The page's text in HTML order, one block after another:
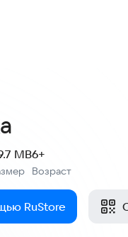
MB
Возраст
6+
RuStore